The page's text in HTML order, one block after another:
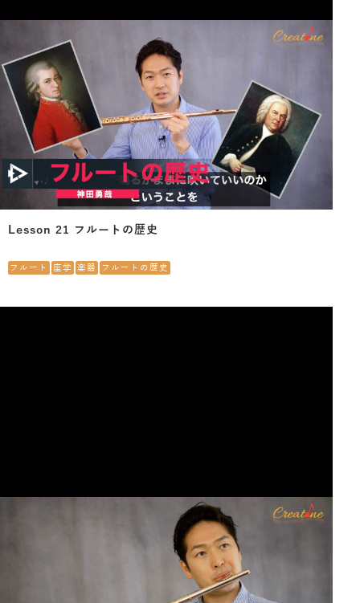
Lesson 21 フルートの歴史
フルート 座学 楽器 フルートの歴史